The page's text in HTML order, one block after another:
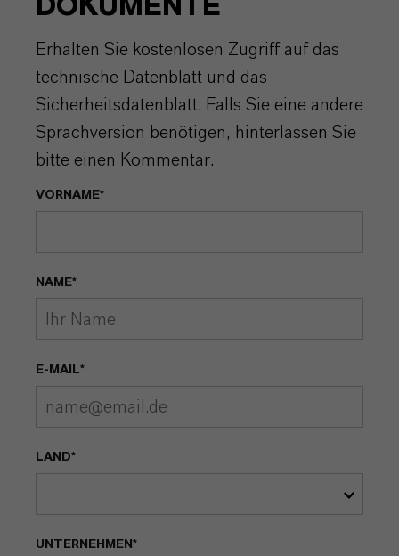
DOKUMENTE
Erhalten Sie kostenlosen Zugriff auf das
technische Datenblatt und das
Sicherheitsdatenblatt. Falls Sie eine andere
Sprachversion benötigen, hinterlassen Sie
bitte einen Kommentar.
VORNAME*
NAME*
E-MAIL*
LAND*
UNTERNEHMEN*